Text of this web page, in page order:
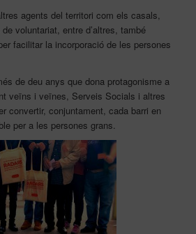
agents del territori com els casals,
voluntariat, entre d’altres, també
facilitar la incorporació de les persones
de deu anys que dona protagonisme a
veïns i veïnes, Serveis Socials i altres
convertir, conjuntament, cada barri en
per a les persones grans.